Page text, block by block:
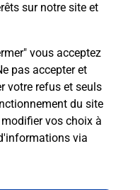
sur notre site et
vous acceptez
pas accepter et
votre refus et seuls
du site
vos choix à
via